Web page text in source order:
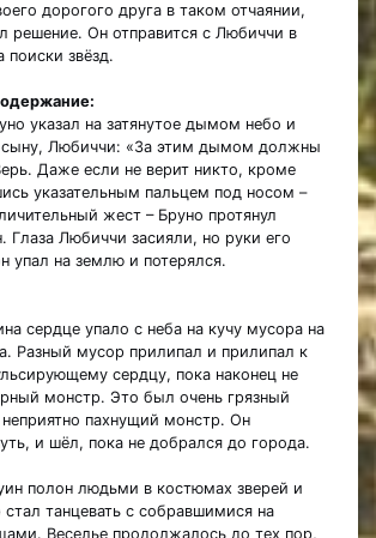
дорогого друга в таком отчаянии,
решение. Он отправится с Любиччи в
поиски звёзд.
указал на затянутое дымом небо и
сыну, Любиччи: «За этим дымом должны
Даже если не верит никто, кроме
указательным пальцем под носом –
жест – Бруно протянул
Глаза Любиччи засияли, но руки его
упал на землю и потерялся.
сердце упало с неба на кучу мусора на
Разный мусор прилипал и прилипал к
сердцу, пока наконец не
монстр. Это был очень грязный
пахнущий монстр. Он
и шёл, пока не добрался до города.
полон людьми в костюмах зверей и
танцевать с собравшимися на
Веселье продолжалось до тех пор,